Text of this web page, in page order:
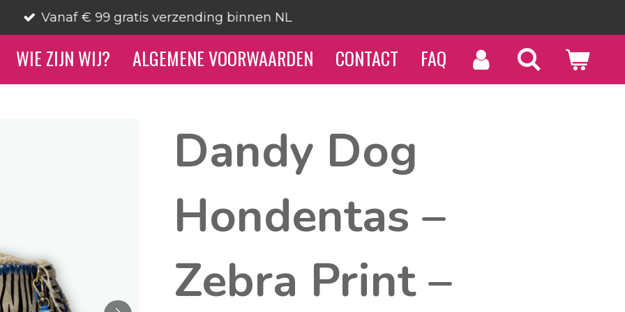
Vanaf € 99 gratis verzending binnen NL
WIE ZIJN WIJ? ALGEMENE VOORWAARDEN CONTACT FAQ
Dandy Dog
Hondentas –
Zebra Print –